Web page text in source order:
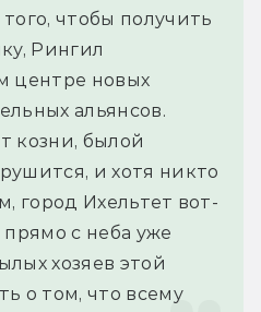
чтобы получить
Рингил
центре новых
альянсов.
козни, былой
и хотя никто
город Ихельтет вот-
прямо с неба уже
хозяев этой
о том, что всему